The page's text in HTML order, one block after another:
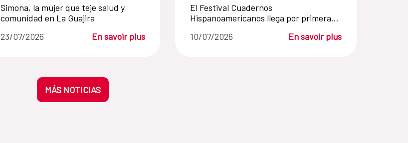
Simona, la mujer que teje salud y
comunidad en La Guajira
23/07/2026
En savoir plus
El Festival Cuadernos
Hispanoamericanos llega por primera
2026
10/07/2026 En savoir plus
MÁS NOTICIAS